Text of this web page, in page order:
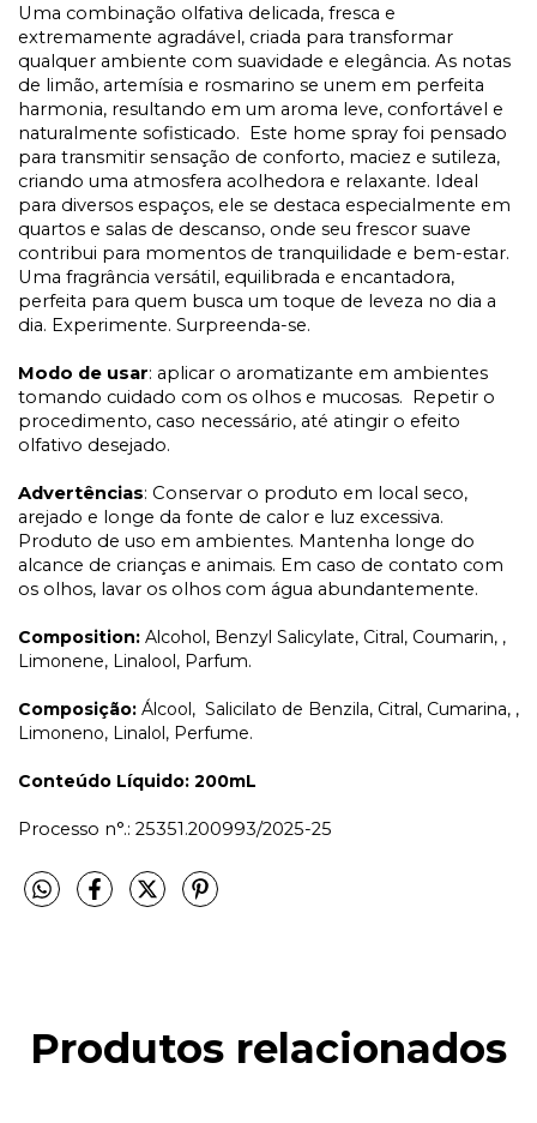
Uma combinação olfativa delicada, fresca e
extremamente agradável, criada para transformar
qualquer ambiente com suavidade e elegância. As notas
de limão, artemísia e rosmarino se unem em perfeita
harmonia, resultando em um aroma leve, confortável e
naturalmente sofisticado. Este home spray foi pensado
para transmitir sensação de conforto, maciez e sutileza,
criando uma atmosfera acolhedora e relaxante. Ideal
para diversos espaços, ele se destaca especialmente em
quartos e salas de descanso, onde seu frescor suave
contribui para momentos de tranquilidade e bem-estar.
Uma fragrância versátil, equilibrada e encantadora,
perfeita para quem busca um toque de leveza no dia a
dia. Experimente. Surpreenda-se.
Modo de usar: aplicar o aromatizante em ambientes
tomando cuidado com os olhos e mucosas. Repetir o
procedimento, caso necessário, até atingir o efeito
olfativo desejado.
Advertências: Conservar o produto em local seco,
arejado e longe da fonte de calor e luz excessiva.
Produto de uso em ambientes. Mantenha longe do
alcance de crianças e animais. Em caso de contato com
os olhos, lavar os olhos com água abundantemente.
Composition: Alcohol, Benzyl Salicylate, Citral, Coumarin, ,
Limonene, Linalool, Parfum.
Composição: Álcool, Salicilato de Benzila, Citral, Cumarina, ,
Limoneno, Linalol, Perfume.
Conteúdo Líquido: 200mL
Processo n°.: 25351.200993/2025-25
Produtos relacionados